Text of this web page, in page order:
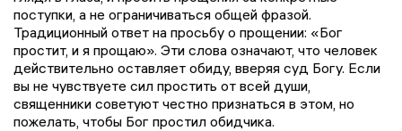
поступки, а не ограничиваться общей фразой.
Традиционный ответ на просьбу о прощении: «Бог
простит, и я прощаю». Эти слова означают, что человек
действительно оставляет обиду, вверяя суд Богу. Если
вы не чувствуете сил простить от всей души,
священники советуют честно признаться в этом, но
пожелать, чтобы Бог простил обидчика.